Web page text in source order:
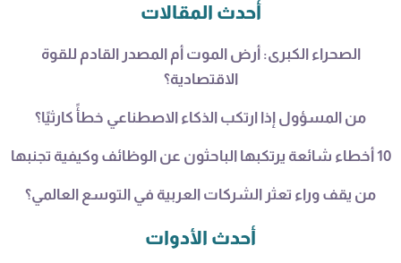
أحدث المقالات
الصحراء الكبرى: أرض الموت أم المصدر القادم للقوة
الاقتصادية؟
من المسؤول إذا ارتكب الذكاء الاصطناعي خطأً كارثيًا؟
10 أخطاء شائعة يرتكبها الباحثون عن الوظائف وكيفية تجنبها
من يقف وراء تعثر الشركات العربية في التوسع العالمي؟
أحدث الأدوات